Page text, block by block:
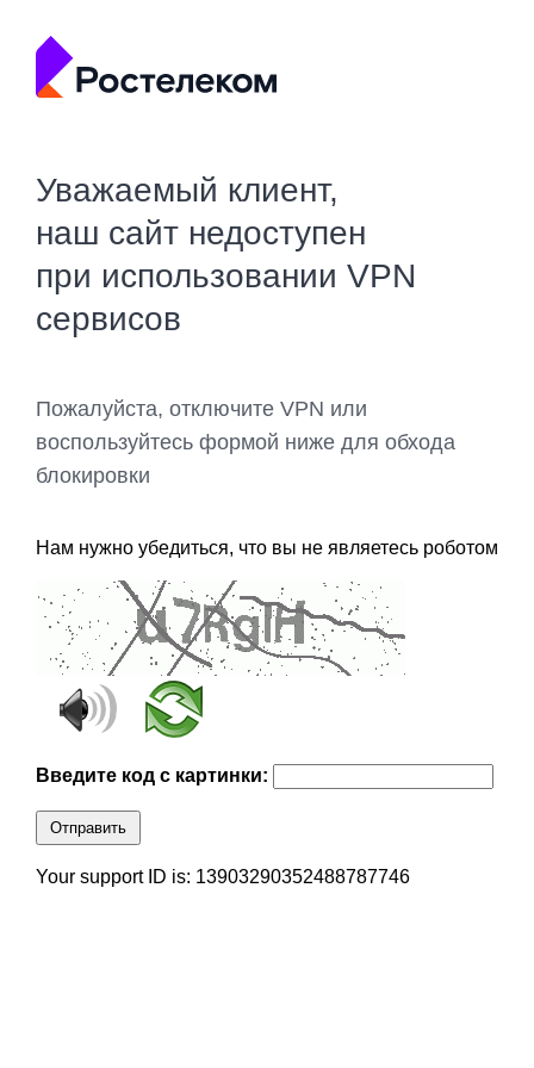
Уважаемый клиент,
наш сайт недоступен
при использовании VPN
сервисов
Пожалуйста, отключите VPN или
воспользуйтесь формой ниже для обхода
блокировки
Нам нужно убедиться, что вы не являетесь роботом
Введите код с картинки:
Отправить
Your support ID is: 13903290352488787746